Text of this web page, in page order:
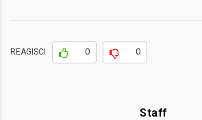
REAGISCI 0 0
Staff